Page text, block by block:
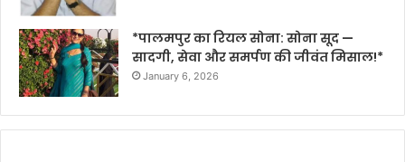
*पालमपुर का रियल सोना: सोना सूद —
सादगी, सेवा और समर्पण की जीवंत मिसाल!*
January 6, 2026